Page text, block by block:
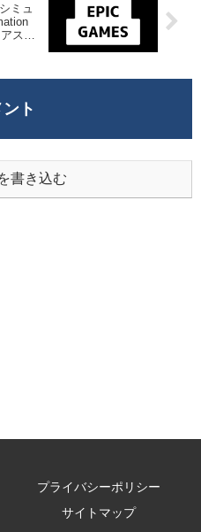
ミュ
スト
ト
書き込む
プライバシーポリシー
サイトマップ